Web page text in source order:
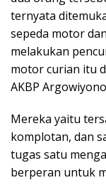
ternyata
sepeda motor
melakukan
motor curian itu
AKBP
Mereka yaitu
komplotan, dan
tugas satu
berperan untuk